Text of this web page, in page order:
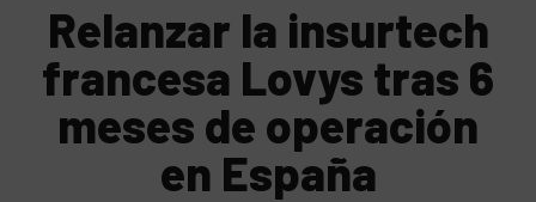
Relanzar la insurtech
francesa Lovys tras 6
meses de operación
en España